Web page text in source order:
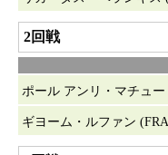
2回戦
ポール アンリ・マチュー
ギヨーム・ルファン